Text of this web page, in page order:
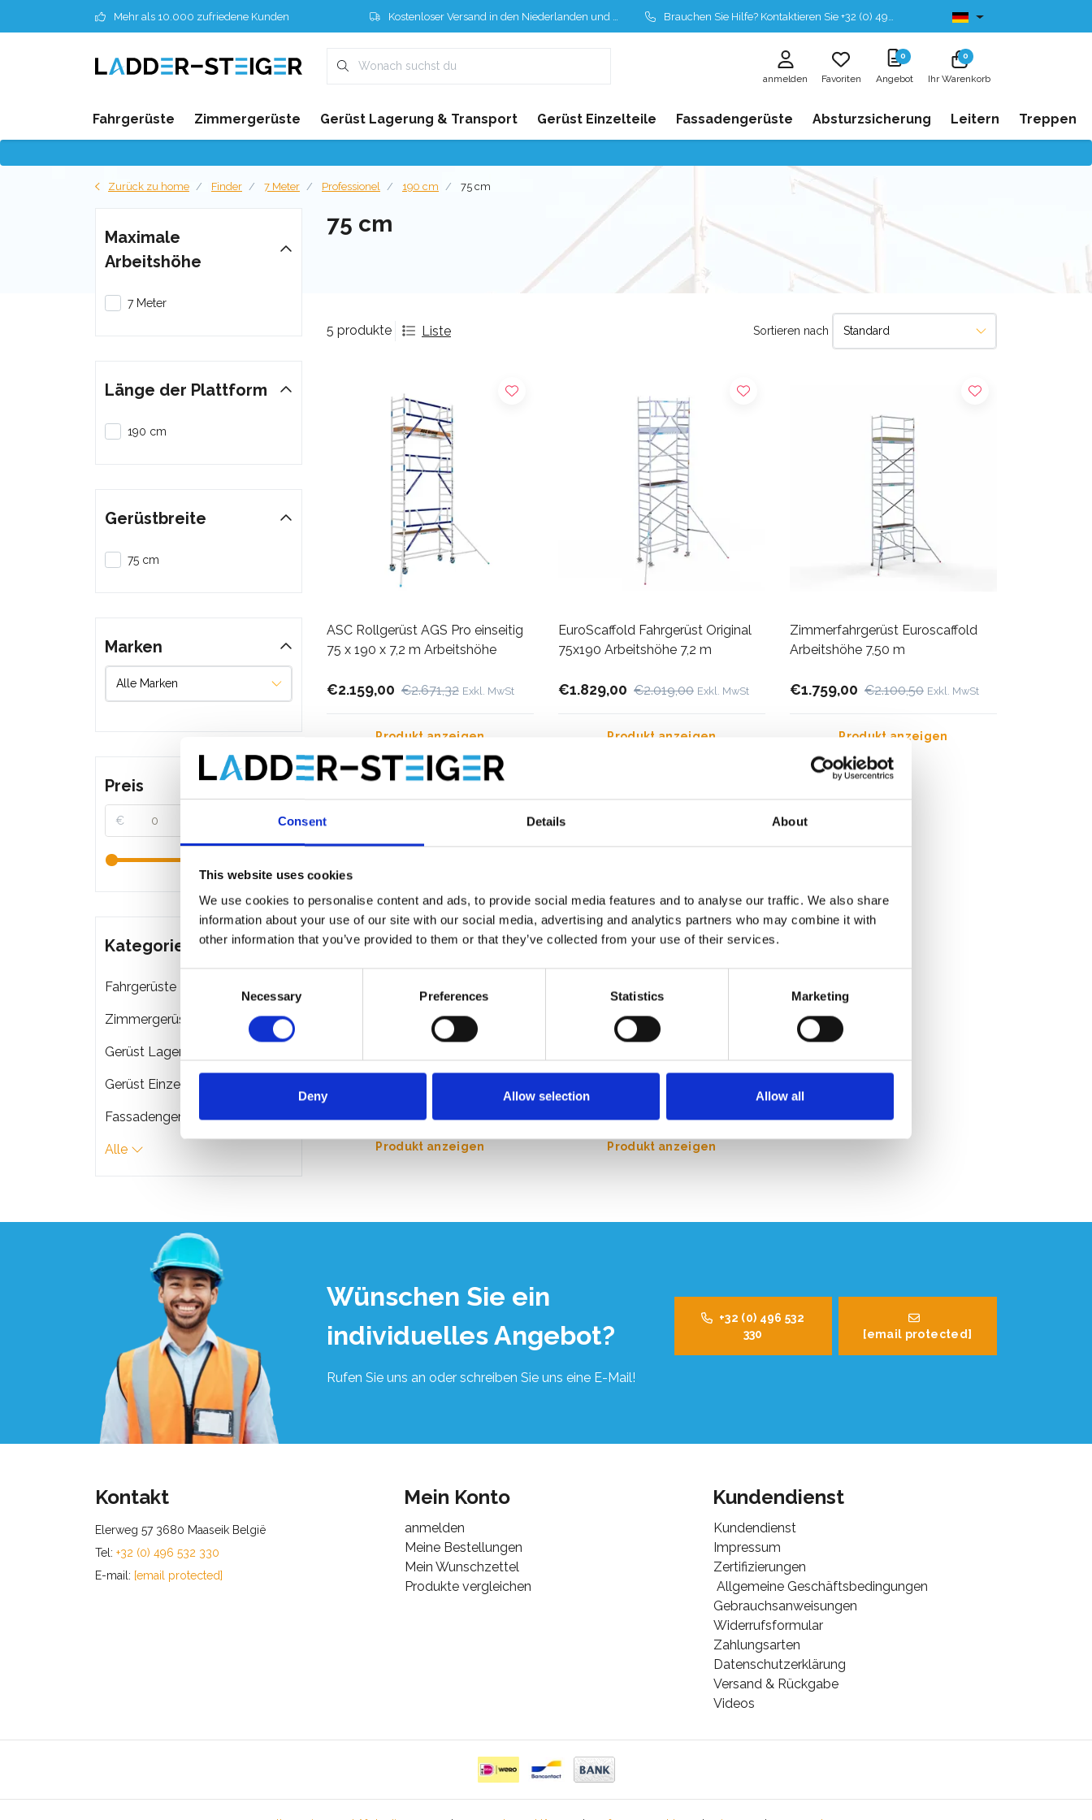
Consent Details About
This website uses cookies
We use cookies to personalise content and ads, to provide social media features and to analyse our traffic. We also share
information about your use of our site with our social media, advertising and analytics partners who may combine it with
other information that you’ve provided to them or that they’ve collected from your use of their services.
Necessary Preferences Statistics Marketing
Deny Allow selection Allow all
Mehr als 10.000 zufriedene Kunden Kostenloser Versand in den Niederlanden und Belgien Brauchen Sie Hilfe? Kontaktieren Sie +32 (0) 496 532 330 Ab lager lieferbar
anmelden Favoriten
0
Angebot
0
Ihr Warenkorb
Fahrgerüste Zimmergerüste Gerüst Lagerung & Transport Gerüst Einzelteile Fassadengerüste Absturzsicherung Leitern Treppen
Zurück zu home Finder 7 Meter Professionel 190 cm 75 cm
75 cm
5 produkte Liste Sortieren nach
ASC Rollgerüst AGS Pro einseitig
75 x 190 x 7,2 m Arbeitshöhe
€2.159,00 €2.671,32 Exkl. MwSt
Produkt anzeigen
EuroScaffold Fahrgerüst Original
75x190 Arbeitshöhe 7,2 m
€1.829,00 €2.019,00 Exkl. MwSt
Produkt anzeigen
Zimmerfahrgerüst Euroscaffold
Arbeitshöhe 7,50 m
€1.759,00 €2.100,50 Exkl. MwSt
Produkt anzeigen
ASC Rollgerüst AGS Pro
doppelseitig 75 x 190 x 7,2 m
€2.709,00 Exkl. MwSt
Produkt anzeigen
ASC Zimmerfahrgerüst A-Line
Arbeitshöhe 7,50 m
€2.099,00
Produkt anzeigen
Maximale
Arbeitshöhe
7 Meter
Länge der Plattform
190 cm
Gerüstbreite
75 cm
Marken
Preis
€
Kategorien
Fahrgerüste
Zimmergerüste
Gerüst Lagerung & Transport
Gerüst Einzelteile
Fassadengerüste
Alle
Wünschen Sie ein
individuelles Angebot?
Rufen Sie uns an oder schreiben Sie uns eine E-Mail!
+32 (0) 496 532
330
[email protected]
Kontakt
Elerweg 57 3680 Maaseik België
Tel: +32 (0) 496 532 330
E-mail: [email protected]
Mein Konto
anmelden
Meine Bestellungen
Mein Wunschzettel
Produkte vergleichen
Kundendienst
Kundendienst
Impressum
Zertifizierungen
Allgemeine Geschäftsbedingungen
Gebrauchsanweisungen
Widerrufsformular
Zahlungsarten
Datenschutzerklärung
Versand & Rückgabe
Videos